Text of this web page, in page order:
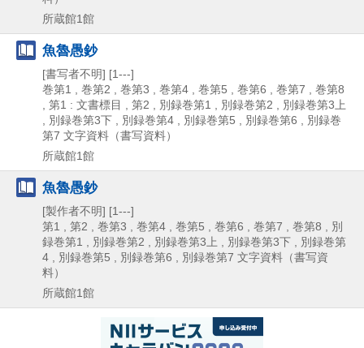
所蔵館1館
魚魯愚鈔
[書写者不明] [1---]
巻第1 , 巻第2 , 巻第3 , 巻第4 , 巻第5 , 巻第6 , 巻第7 , 巻第8
, 第1 : 文書標目 , 第2 , 別録巻第1 , 別録巻第2 , 別録巻第3上
, 別録巻第3下 , 別録巻第4 , 別録巻第5 , 別録巻第6 , 別録巻
第7 文字資料（書写資料）
所蔵館1館
魚魯愚鈔
[製作者不明] [1---]
第1 , 第2 , 巻第3 , 巻第4 , 巻第5 , 巻第6 , 巻第7 , 巻第8 , 別
録巻第1 , 別録巻第2 , 別録巻第3上 , 別録巻第3下 , 別録巻第
4 , 別録巻第5 , 別録巻第6 , 別録巻第7 文字資料（書写資
料）
所蔵館1館